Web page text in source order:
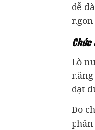
dễ
Chức
Lò
đạt
Do